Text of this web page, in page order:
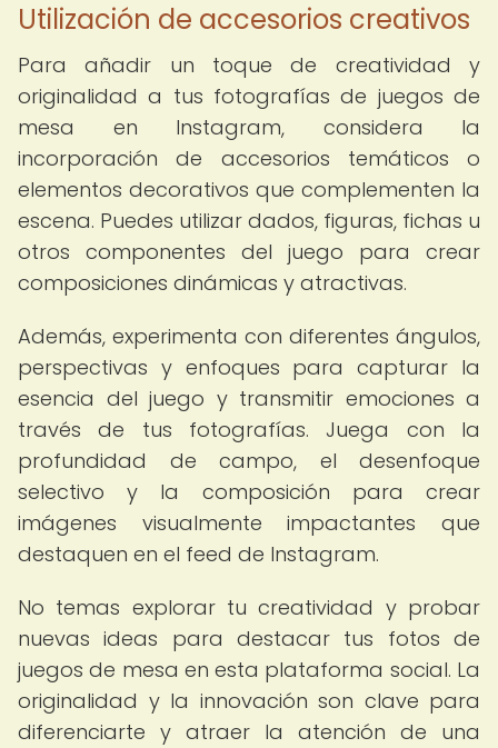
Utilización de accesorios creativos
Para añadir un toque de creatividad y
originalidad a tus fotografías de juegos de
mesa en Instagram, considera la
incorporación de accesorios temáticos o
elementos decorativos que complementen la
escena. Puedes utilizar dados, figuras, fichas u
otros componentes del juego para crear
composiciones dinámicas y atractivas.
Además, experimenta con diferentes ángulos,
perspectivas y enfoques para capturar la
esencia del juego y transmitir emociones a
través de tus fotografías. Juega con la
profundidad de campo, el desenfoque
selectivo y la composición para crear
imágenes visualmente impactantes que
destaquen en el feed de Instagram.
No temas explorar tu creatividad y probar
nuevas ideas para destacar tus fotos de
juegos de mesa en esta plataforma social. La
originalidad y la innovación son clave para
diferenciarte y atraer la atención de una